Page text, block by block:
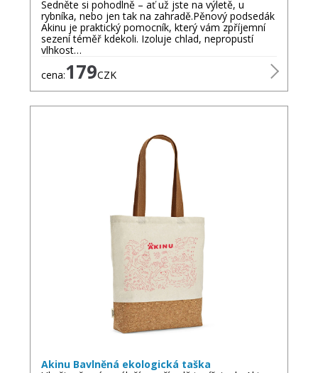
Sedněte si pohodlně – ať už jste na výletě, u
rybníka, nebo jen tak na zahradě.Pěnový podsedák
Akinu je praktický pomocník, který vám zpříjemní
sezení téměř kdekoli. Izoluje chlad, nepropustí
vlhkost…
cena:179CZK
Akinu Bavlněná ekologická taška